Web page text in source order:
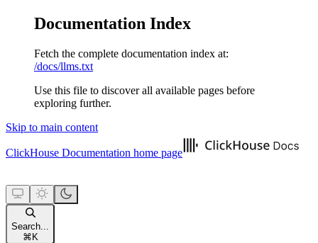
Documentation Index
Fetch the complete documentation index at:
/docs/llms.txt
Use this file to discover all available pages before
exploring further.
Skip to main content
ClickHouse Documentation home page
Search...
⌘ K